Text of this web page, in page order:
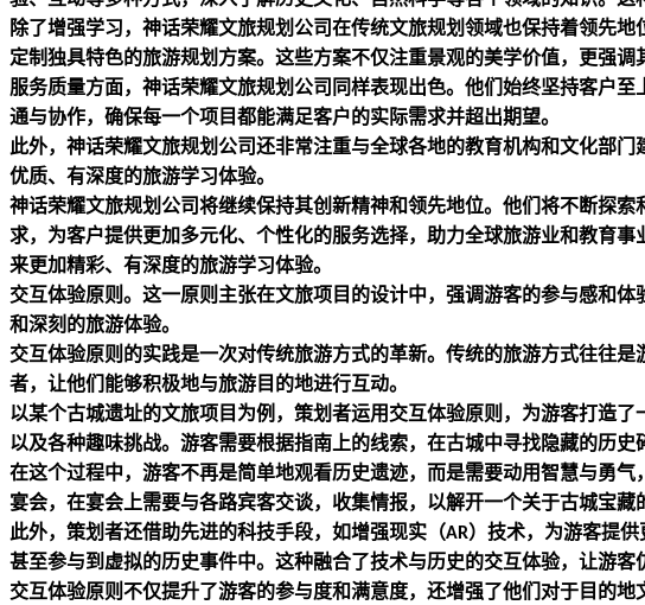
除了增强学习，神话荣耀文旅规划公司在传统文旅规划领域也保持着领先
定制独具特色的旅游规划方案。这些方案不仅注重景观的美学价值，更强
服务质量方面，神话荣耀文旅规划公司同样表现出色。他们始终坚持客户
通与协作，确保每一个项目都能满足客户的实际需求并超出期望。
此外，神话荣耀文旅规划公司还非常注重与全球各地的教育机构和文化部
优质、有深度的旅游学习体验。
神话荣耀文旅规划公司将继续保持其创新精神和领先地位。他们将不断探
求，为客户提供更加多元化、个性化的服务选择，助力全球旅游业和教育
来更加精彩、有深度的旅游学习体验。
交互体验原则。这一原则主张在文旅项目的设计中，强调游客的参与感和
和深刻的旅游体验。
交互体验原则的实践是一次对传统旅游方式的革新。传统的旅游方式往往
者，让他们能够积极地与旅游目的地进行互动。
以某个古城遗址的文旅项目为例，策划者运用交互体验原则，为游客打造
以及各种趣味挑战。游客需要根据指南上的线索，在古城中寻找隐藏的历史
在这个过程中，游客不再是简单地观看历史遗迹，而是需要动用智慧与勇
宴会，在宴会上需要与各路宾客交谈，收集情报，以解开一个关于古城宝藏
此外，策划者还借助先进的科技手段，如增强现实（AR）技术，为游客提
甚至参与到虚拟的历史事件中。这种融合了技术与历史的交互体验，让游客
交互体验原则不仅提升了游客的参与度和满意度，还增强了他们对于目的